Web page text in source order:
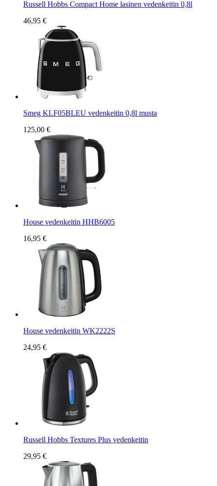
Russell Hobbs Compact Home lasinen vedenkeitin 0,8l
46,95 €
Smeg KLF05BLEU vedenkeitin 0,8l musta
125,00 €
House vedenkeitin HHB6005
16,95 €
House vedenkeitin WK2222S
24,95 €
Russell Hobbs Textures Plus vedenkeitin
29,95 €